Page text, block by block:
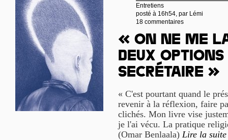
Entretiens
posté à 16h54, par Lémi
18 commentaires
« On ne me
deux options
secrétaire »
« C'est pourtant quand le
revenir à la réflexion, faire
clichés. Mon livre vise
je l'ai vécu. La pratique
(Omar Benlaala) Lire la suite